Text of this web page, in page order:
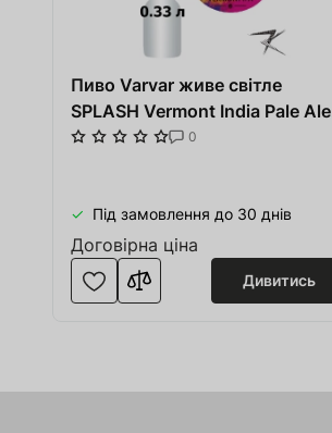
Пиво Varvar живе світле
SPLASH Vermont India Pale Ale
0,33 л скло
0
Під замовлення до 30 днів
Договірна ціна
Дивитись